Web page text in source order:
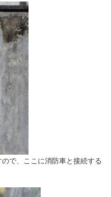
で、ここに消防車と接続する